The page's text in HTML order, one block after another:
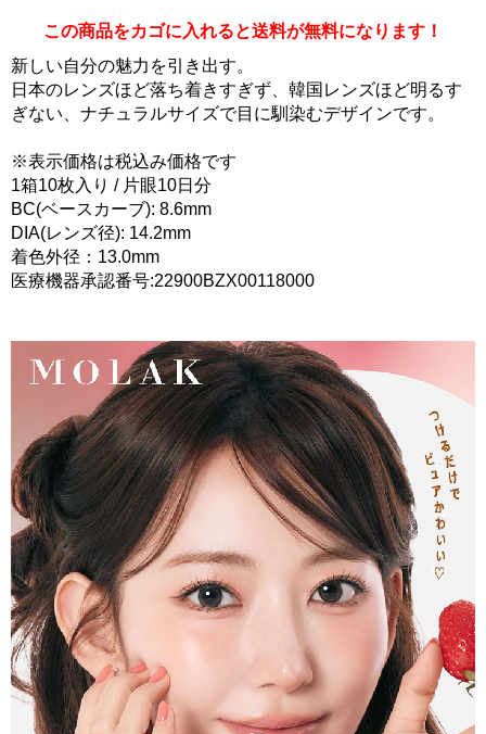
この商品をカゴに入れると送料が無料になります！
新しい自分の魅力を引き出す。
日本のレンズほど落ち着きすぎず、韓国レンズほど明るす
ぎない、ナチュラルサイズで目に馴染むデザインです。
※表示価格は税込み価格です
1箱10枚入り / 片眼10日分
BC(ベースカーブ): 8.6mm
DIA(レンズ径): 14.2mm
着色外径：13.0mm
医療機器承認番号:22900BZX00118000